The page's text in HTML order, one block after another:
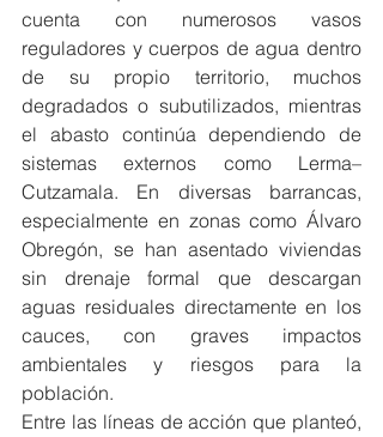
cuenta con numerosos vasos
reguladores y cuerpos de agua dentro
de su propio territorio, muchos
degradados o subutilizados, mientras
el abasto continúa dependiendo de
sistemas externos como Lerma–
Cutzamala. En diversas barrancas,
especialmente en zonas como Álvaro
Obregón, se han asentado viviendas
sin drenaje formal que descargan
aguas residuales directamente en los
cauces, con graves impactos
ambientales y riesgos para la
población.
Entre las líneas de acción que planteó,